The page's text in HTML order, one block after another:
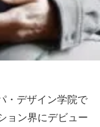
・デザイン学院で
ョン界にデビュー